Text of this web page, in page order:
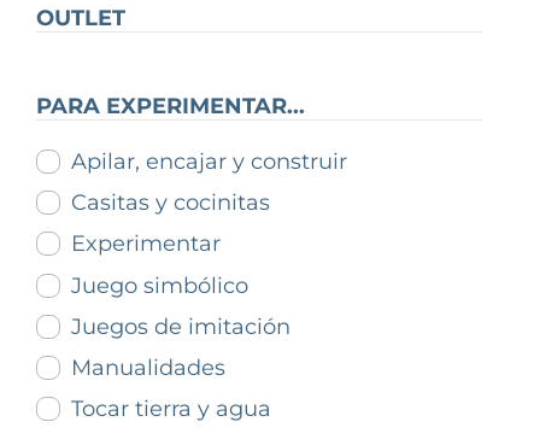
OUTLET
PARA EXPERIMENTAR...
Apilar, encajar y construir
Casitas y cocinitas
Experimentar
Juego simbólico
Juegos de imitación
Manualidades
Tocar tierra y agua